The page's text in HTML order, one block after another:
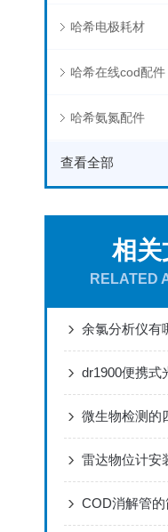
哈希电极耗材
哈希在线cod配件
哈希氨氮配件
查看全部
相关
RELATED
余氯分析仪有
微生物检测的
雷达物位计安
COD消解管